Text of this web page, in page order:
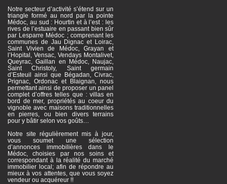
Notre secteur d’activité s’étend sur un
triangle formé au nord par la pointe
Médoc, au sud : Hourtin et à l’est : les
rives de l’estuaire en passant bien sûr
par Lesparre Médoc ; comprenant les
communes de Jau Dignac et Loirac,
Saint Vivien de Médoc, Grayan et
l’Hopital, Vensac, Vendays Montalivet,
Queyrac, Gaillan en Médoc, Naujac,
Saint Christoly, Saint germain
d’Esteuil ainsi que Bégadan, Civrac,
Prignac, Ordonac et Blaignan, nous
permettant ainsi de proposer un panel
complet d’offres telles que : villas en
bord de mer, propriétés au coeur du
vignoble avec maisons traditionnelles
en pierres, ou bien divers terrains
pour y bâtir selon vos goûts…
Notre site régulièrement mis à jour,
vous soumet une sélection
d’annonces immobilières dans le
Médoc, choisies par nos soins et
correspondant à la réalité du marché
immobilier local; afin de répondre au
mieux à vos attentes, que vous soyez
vendeur ou acquéreur !!